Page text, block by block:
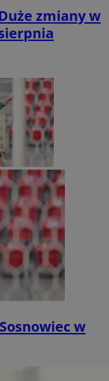
zmiany w
w